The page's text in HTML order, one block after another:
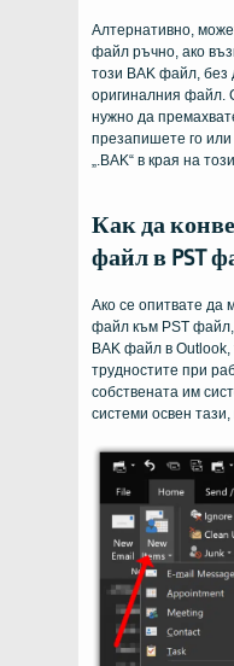
Алтернативно,
файл ръчно, ако
този BAK файл, без
оригиналния файл.
нужно да
презапишете го или
„.BAK“ в края на
Как да
файл в PST
Ако се опитвате да
файл към PST файл,
BAK файл в
трудностите при
собствената им
системи освен